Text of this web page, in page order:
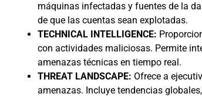
máquinas infectadas y fuentes de la
de que las cuentas sean explotadas.
TECHNICAL INTELLIGENCE:
con actividades maliciosas. Permite
amenazas técnicas en tiempo real.
THREAT LANDSCAPE: Ofrece a
amenazas. Incluye tendencias